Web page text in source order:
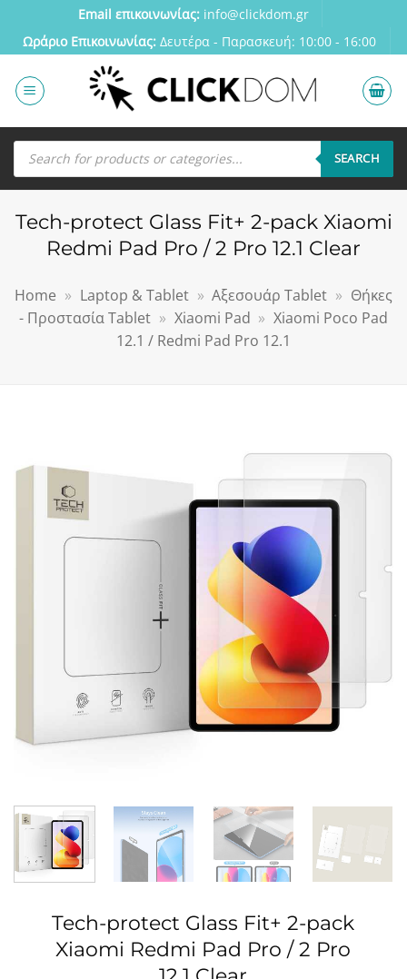
περιεχόμενο
Email επικοινωνίας: info@clickdom.gr
Ωράριο Eπικοινωνίας: Δευτέρα - Παρασκευή: 10:00 - 16:00
Αναζήτηση
προϊόντων SEARCH
Tech-protect Glass Fit+ 2-pack Xiaomi
Redmi Pad Pro / 2 Pro 12.1 Clear
Home » Laptop & Tablet » Αξεσουάρ Tablet » Θήκες
- Προστασία Tablet » Xiaomi Pad » Xiaomi Poco Pad
12.1 / Redmi Pad Pro 12.1
Tech-protect Glass Fit+ 2-pack
Xiaomi Redmi Pad Pro / 2 Pro